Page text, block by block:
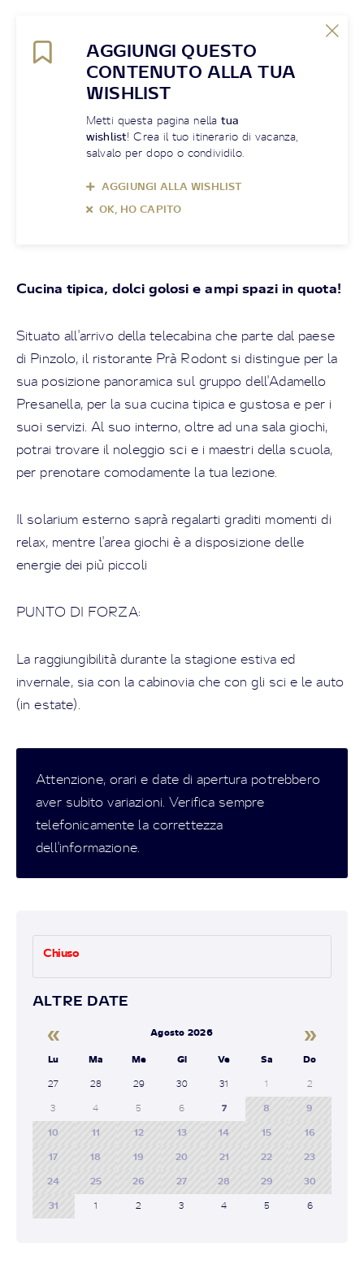
AGGIUNGI QUESTO
CONTENUTO ALLA TUA
WISHLIST
Metti questa pagina nellatua
wishlist! Crea il tuo itinerario di vacanza,
salvalo per dopo o condividilo.
AGGIUNGI ALLA WISHLIST
OK, HO CAPITO
Cucina tipica, dolci golosi e ampi spazi in quota!
Situato all'arrivo della telecabina che parte dal paese
di Pinzolo, il ristorante Prà Rodont si distingue per la
sua posizione panoramica sul gruppo dell'Adamello
Presanella, per la sua cucina tipica e gustosa e per i
suoi servizi. Al suo interno, oltre ad una sala giochi,
potrai trovare il noleggio sci e i maestri della scuola,
per prenotare comodamente la tua lezione.
Il solarium esterno saprà regalarti graditi momenti di
relax, mentre l'area giochi è a disposizione delle
energie dei più piccoli
PUNTO DI FORZA:
La raggiungibilità durante la stagione estiva ed
invernale, sia con la cabinovia che con gli sci e le auto
(in estate).
Attenzione, orari e date di apertura potrebbero
aver subito variazioni. Verifica sempre
telefonicamente la correttezza
dell'informazione.
Chiuso
ALTRE DATE
« Agosto 2026 »
Lu Ma Me Gi Ve Sa Do
27 28 29 30 31 1 2
3 4 5 6 7 8 9
10 11 12 13 14 15 16
17 18 19 20 21 22 23
24 25 26 27 28 29 30
31 1 2 3 4 5 6